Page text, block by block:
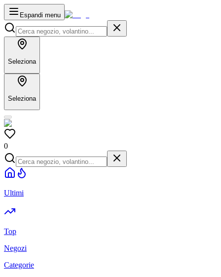
Espandi menu
Seleziona
Seleziona
0
Ultimi
Top
Negozi
Categorie